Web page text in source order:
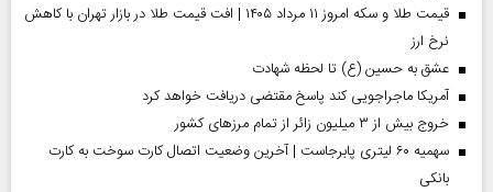
قیمت طلا و سکه امروز ۱۱ مرداد ۱۴۰۵ | افت قیمت طلا در بازار تهران با کاهش
نرخ ارز
عشق به حسین (ع) تا لحظه شهادت
آمریکا ماجراجویی کند پاسخ مقتضی دریافت خواهد کرد
خروج بیش از ۳ میلیون زائر از تمام مرز‌های کشور
سهمیه ۶۰ لیتری پابرجاست | آخرین وضعیت اتصال کارت سوخت به کارت
بانکی